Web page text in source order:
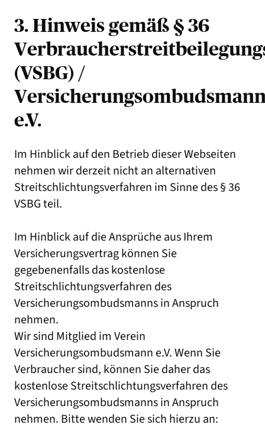
3. Hinweis gemäß § 36
(VSBG) /
e.V.
Im Hinblick auf den Betrieb dieser Webseiten
nehmen wir derzeit nicht an alternativen
Streitschlichtungsverfahren im Sinne des § 36
VSBG teil.
Im Hinblick auf die Ansprüche aus Ihrem
Versicherungsvertrag können Sie
gegebenenfalls das kostenlose
Streitschlichtungsverfahren des
Versicherungsombudsmanns in Anspruch
nehmen.
Wir sind Mitglied im Verein
Versicherungsombudsmann e.V. Wenn Sie
Verbraucher sind, können Sie daher das
kostenlose Streitschlichtungsverfahren des
Versicherungsombudsmanns in Anspruch
nehmen. Bitte wenden Sie sich hierzu an: